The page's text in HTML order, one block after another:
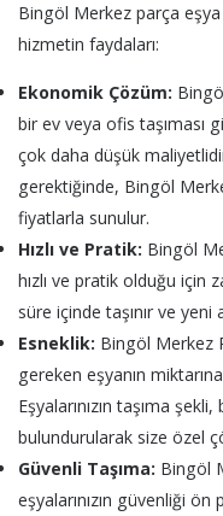
Bingöl Merkez parça eşya
hizmetin faydaları:
Ekonomik Çözüm:
bir ev veya ofis taşıması
çok daha düşük
gerektiğinde, Bingöl
fiyatlarla sunulur.
Hızlı ve Pratik: Bingöl
hızlı ve pratik olduğu için
süre içinde taşınır ve
Esneklik: Bingöl Merkez
gereken eşyanın
Eşyalarınızın taşıma
bulundurularak size özel
Güvenli Taşıma: Bingöl
eşyalarınızın güvenliği